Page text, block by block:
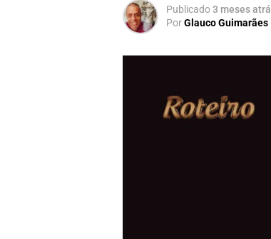
Publicado3 meses
PorGlauco Guimarães